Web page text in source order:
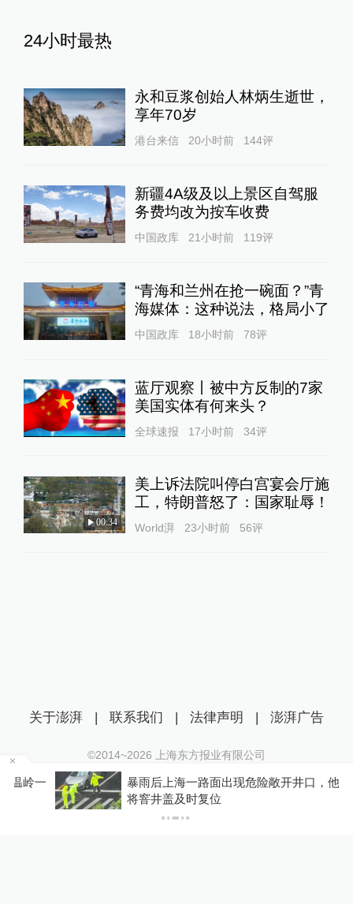
24小时最热
永和豆浆创始人林炳生逝世，
享年70岁
港台来信 20小时前 144评
新疆4A级及以上景区自驾服
务费均改为按车收费
中国政库 21小时前 119评
“青海和兰州在抢一碗面？”青
海媒体：这种说法，格局小了
中国政库 18小时前 78评
蓝厅观察丨被中方反制的7家
美国实体有何来头？
全球速报 17小时前 34评
00:34
美上诉法院叫停白宫宴会厅施
工，特朗普怒了：国家耻辱！
World湃 23小时前 56评
暴雨后上海一路面出现危险敞开井口，他们冒雨
将窨井盖及时复位
关于澎湃 | 联系我们 | 法律声明 | 澎湃广告
©2014~2026 上海东方报业有限公司
沪ICP证：沪B2-20170116 | 沪ICP备14003370号
互联网新闻信息服务许可证：31120170006
沪公网安备 31010602000299号